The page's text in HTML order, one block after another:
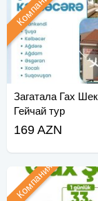
Загатала Гах
Гейчай тур
169 AZN
Компания